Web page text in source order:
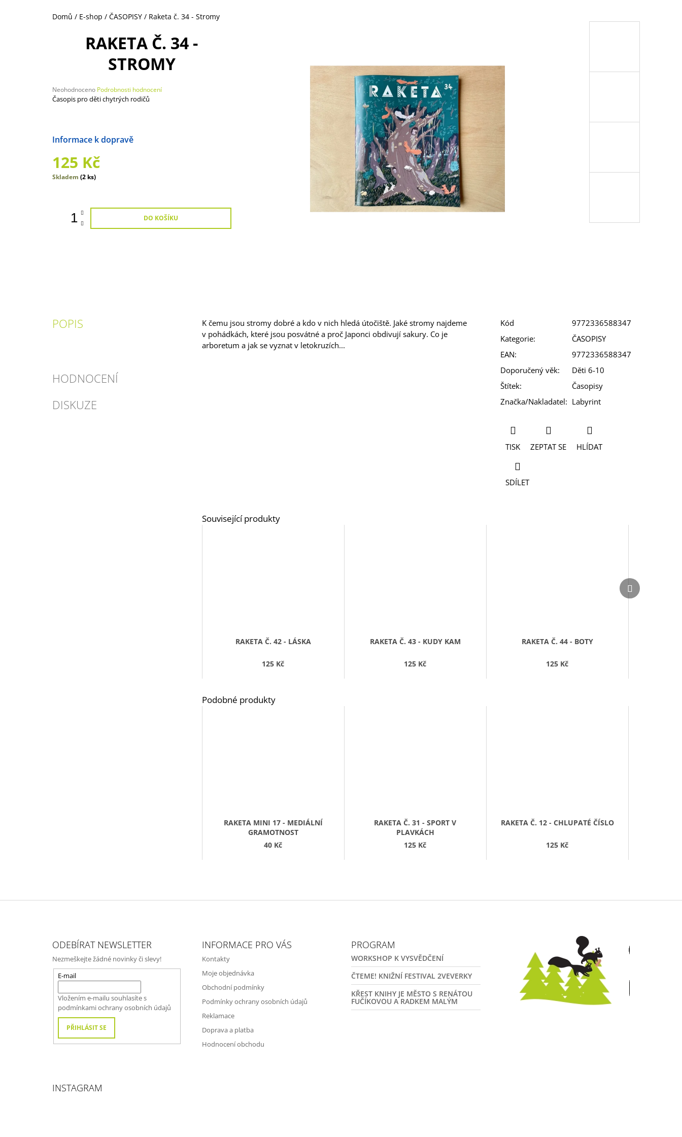
Domů / E-shop / ČASOPISY / Raketa č. 34 - Stromy
RAKETA Č. 34 -
STROMY
Průměrné
hodnocení
z
5
Neohodnoceno Podrobnosti hodnocení
Časopis pro děti chytrých rodičů
125 Kč
Měrná
Skladem (2 ks)
DO KOŠÍKU
POPIS
HODNOCENÍ
DISKUZE
K čemu jsou stromy dobré a kdo v nich hledá útočiště. Jaké stromy najdeme
v pohádkách, které jsou posvátné a proč Japonci obdivují sakury. Co je
arboretum a jak se vyznat v letokruzích...
Kód
9772336588347
Kategorie:
ČASOPISY
EAN:
9772336588347
Doporučený věk:
Děti 6-10
Štítek:
Časopisy
Značka/Nakladatel: Labyrint
TISK ZEPTAT SE HLÍDAT
SDÍLET
RAKETA Č. 42 - LÁSKA
125 Kč
RAKETA Č. 43 - KUDY KAM
125 Kč
RAKETA Č. 44 - BOTY
125 Kč
Další
produkt
RAKETA MINI 17 - MEDIÁLNÍ
GRAMOTNOST
40 Kč
RAKETA Č. 31 - SPORT V
PLAVKÁCH
125 Kč
RAKETA Č. 12 - CHLUPATÉ ČÍSLO
125 Kč
Další
produkt
ODEBÍRAT NEWSLETTER
Nezmeškejte žádné novinky či slevy!
E-mail
Vložením e-mailu souhlasíte s
podmínkami ochrany osobních údajů
PŘIHLÁSIT SE
INFORMACE PRO VÁS
Kontakty
Moje objednávka
Obchodní podmínky
Podmínky ochrany osobních údajů
Reklamace
Doprava a platba
Hodnocení obchodu
PROGRAM
WORKSHOP K VYSVĚDČENÍ
ČTEME! KNIŽNÍ FESTIVAL 2VEVERKY
KŘEST KNIHY JE MĚSTO S RENÁTOU
FUČÍKOVOU A RADKEM MALÝM
INSTAGRAM